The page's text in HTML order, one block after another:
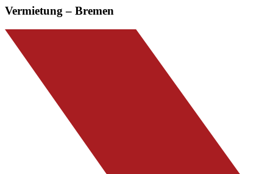
Vermietung – Bremen